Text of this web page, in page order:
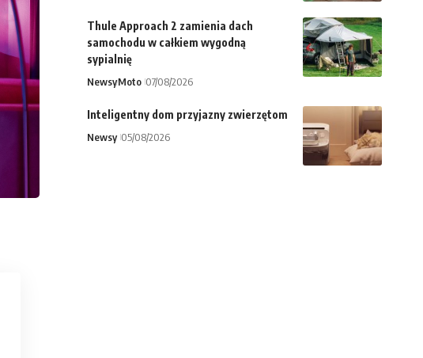
Thule Approach 2 zamienia dach
samochodu w całkiem wygodną
sypialnię
NewsyMoto 07/08/2026
Inteligentny dom przyjazny zwierzętom
Newsy 05/08/2026